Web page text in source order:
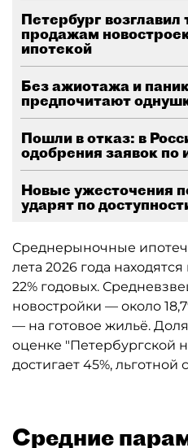
Петербург возглавил
продажам
ипотекой
Без ажиотажа и
предпочитают
Пошли в отказ: в
одобрения заявок по
Новые ужесточения
ударят по
Среднерыночные
лета 2026 года
22% годовых.
новостройки — около
— на готовое жильё.
оценке "Петербургской
достигает 45%,
Средние